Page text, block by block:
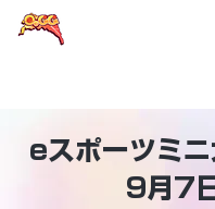
大阪eスポーツラウンド
eスポーツミ
9月7日